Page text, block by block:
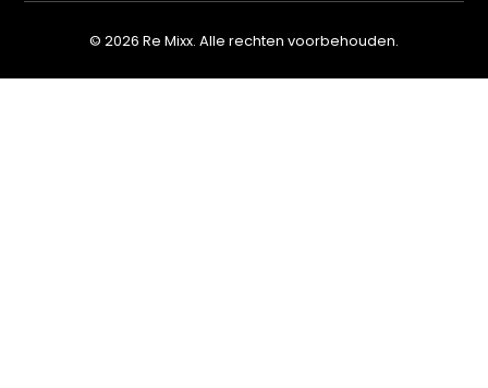
© 2026 Re Mixx. Alle rechten voorbehouden.